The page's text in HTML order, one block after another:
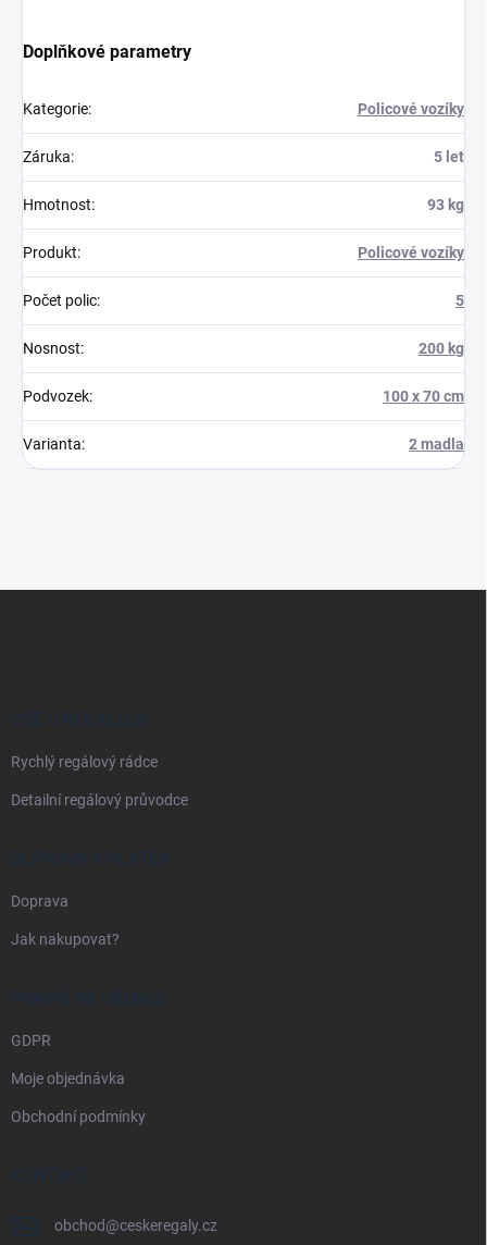
Doplňkové parametry
Kategorie: Policové vozíky
Záruka: 5 let
Hmotnost: 93 kg
Produkt: Policové vozíky
Počet polic: 5
Nosnost: 200 kg
Podvozek: 100 x 70 cm
Varianta: 2 madla
VŠE O REGÁLECH
Rychlý regálový rádce
Detailní regálový průvodce
DOPRAVA A PLATBA
Doprava
Jak nakupovat?
PRÁVNÍ INFORMACE
GDPR
Moje objednávka
Obchodní podmínky
KONTAKT
obchod@ceskeregaly.cz